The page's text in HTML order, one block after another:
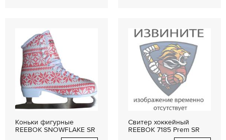
Коньки фигурные
REEBOK SNOWFLAKE SR
Свитер хоккейный
REEBOK 7185 Prem SR